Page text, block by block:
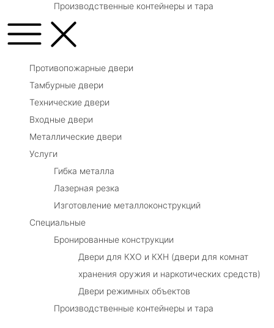
Производственные контейнеры и тара
Противопожарные двери
Тамбурные двери
Технические двери
Входные двери
Металлические двери
Услуги
Гибка металла
Лазерная резка
Изготовление металлоконструкций
Специальные
Бронированные конструкции
Двери для КХО и КХН (двери для комнат
хранения оружия и наркотических средств)
Двери режимных объектов
Производственные контейнеры и тара